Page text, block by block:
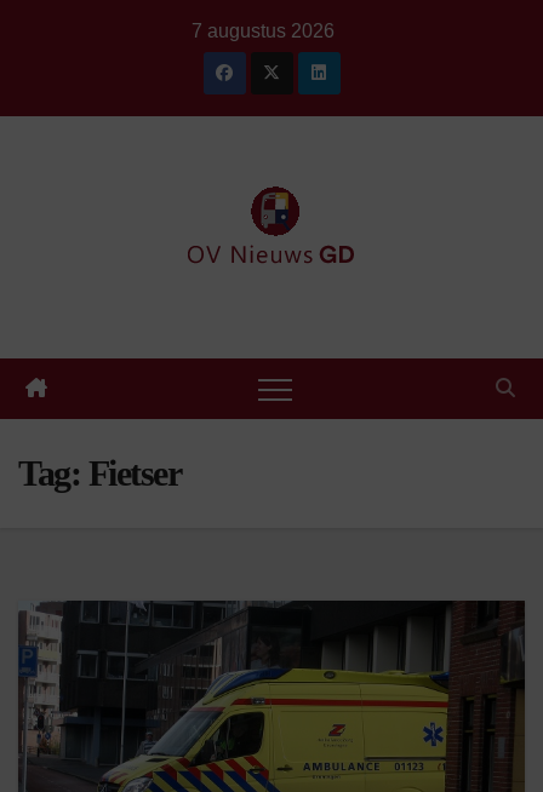
7 augustus 2026
Tag: Fietser